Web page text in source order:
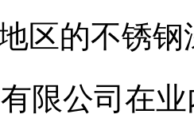
区的不锈
限公司在